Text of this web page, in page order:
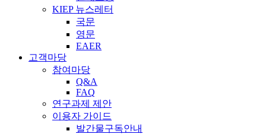
KIEP 뉴스레터
국문
영문
EAER
고객마당
참여마당
Q&A
FAQ
연구과제 제안
이용자 가이드
발간물구독안내